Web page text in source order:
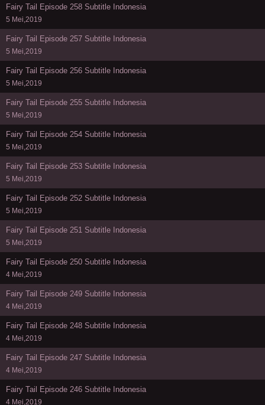
Fairy Tail Episode 258 Subtitle Indonesia
5 Mei,2019
Fairy Tail Episode 257 Subtitle Indonesia
5 Mei,2019
Fairy Tail Episode 256 Subtitle Indonesia
5 Mei,2019
Fairy Tail Episode 255 Subtitle Indonesia
5 Mei,2019
Fairy Tail Episode 254 Subtitle Indonesia
5 Mei,2019
Fairy Tail Episode 253 Subtitle Indonesia
5 Mei,2019
Fairy Tail Episode 252 Subtitle Indonesia
5 Mei,2019
Fairy Tail Episode 251 Subtitle Indonesia
5 Mei,2019
Fairy Tail Episode 250 Subtitle Indonesia
4 Mei,2019
Fairy Tail Episode 249 Subtitle Indonesia
4 Mei,2019
Fairy Tail Episode 248 Subtitle Indonesia
4 Mei,2019
Fairy Tail Episode 247 Subtitle Indonesia
4 Mei,2019
Fairy Tail Episode 246 Subtitle Indonesia
4 Mei,2019